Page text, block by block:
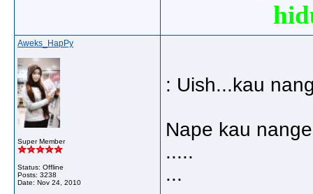
Aweks_HapPy
Super Member
Status: Offline
Posts: 3238
Date: Nov 24, 2010
: Uish...kau
Nape kau
.....
...